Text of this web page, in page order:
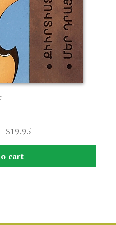
$19.95
range:
through
cart